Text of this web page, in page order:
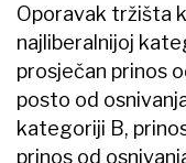
Oporavak tržišta
najliberalnijoj
prosječan prinos
posto od
kategoriji B,
prinos od